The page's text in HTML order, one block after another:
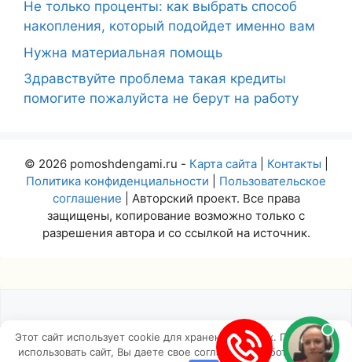
Не только проценты: как выбрать способ
накопления, который подойдет именно вам
Нужна материальная помощь
Здравствуйте проблема такая кредиты
помогите пожалуйста не берут на работу
© 2026 pomoshdengami.ru - Карта сайта| Контакты
Политика конфиденциальности
Пользовательское
соглашение | Авторский проект. Все права
защищены, копирование возможно только с
разрешения автора и со ссылкой на источник.
Этот сайт использует cookie для хранения данных. Продолжая
использовать сайт, Вы даете свое согласие на работу с этими